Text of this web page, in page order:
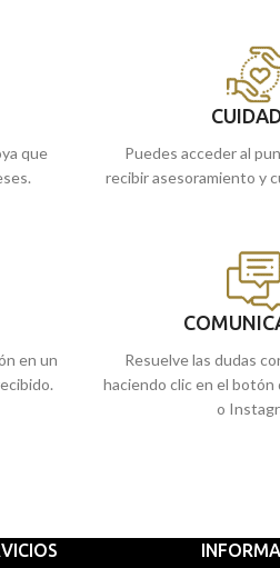
que
Puedes acceder al
recibir asesoramiento y
en un
Resuelve las dudas
haciendo clic en el botón
o